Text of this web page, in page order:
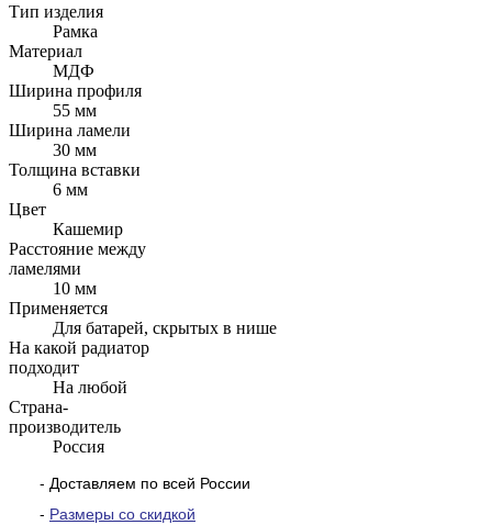
Тип изделия
Рамка
Материал
МДФ
Ширина профиля
55 мм
Ширина ламели
30 мм
Толщина вставки
6 мм
Цвет
Кашемир
Расстояние между
ламелями
10 мм
Применяется
Для батарей, скрытых в нише
На какой радиатор
подходит
На любой
Страна-
производитель
Россия
- Доставляем по всей России
- Размеры со скидкой